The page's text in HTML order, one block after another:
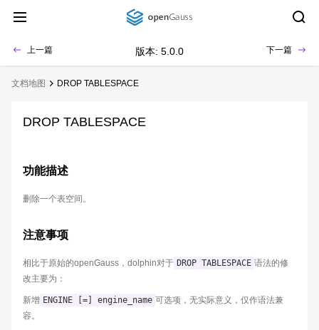
上一篇 版本: 5.0.0 下一篇
文档地图 DROP TABLESPACE
DROP TABLESPACE
功能描述
删除一个表空间。
注意事项
相比于原始的openGauss，dolphin对于 DROP TABLESPACE 语法的修
改主要为：
新增 ENGINE [=] engine_name 可选项，无实际意义，仅作语法兼
容。